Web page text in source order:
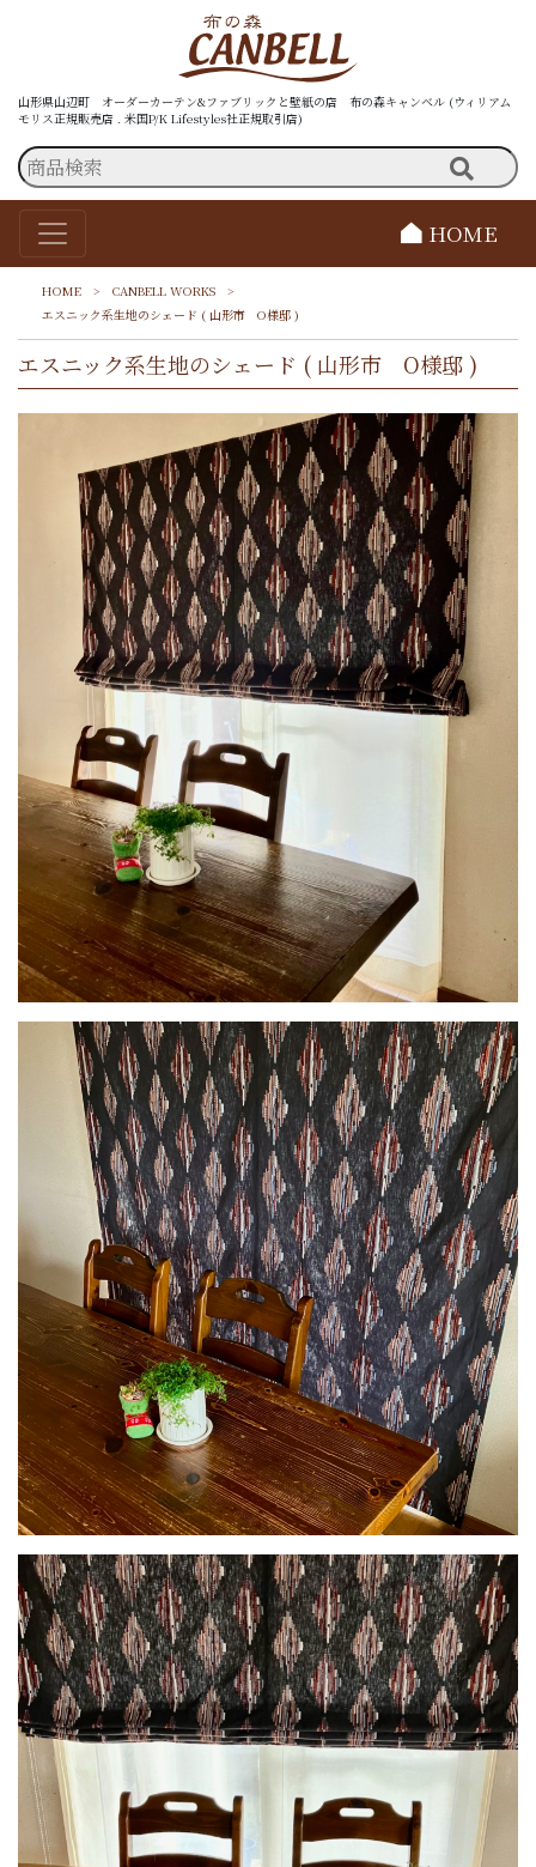
山形県山辺町 オーダーカーテン&ファブリックと壁紙の店 布の森キャンベル (ウィリアム
モリス正規販売店 . 米国P/K Lifestyles社正規取引店)
HOME
HOME > CANBELL WORKS
>
エスニック系生地のシェード ( 山形市 O様邸 )
エスニック系生地のシェード ( 山形市 O様邸 )